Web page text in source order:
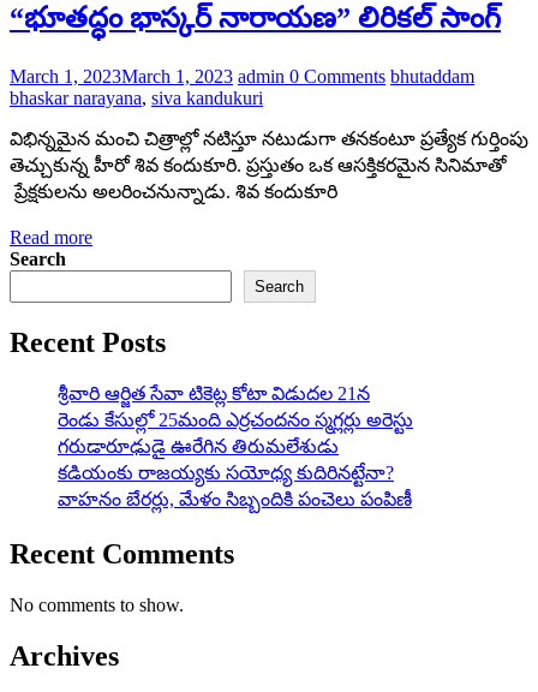
“భూతద్ధం భాస్కర్‌ నారాయణ” లిరికల్ సాంగ్
March 1, 2023March 1, 2023 admin 0 Comments bhutaddam
bhaskar narayana, siva kandukuri
విభిన్నమైన మంచి చిత్రాల్లో న‌టిస్తూ నటుడుగా త‌న‌కంటూ ప్రత్యేక గుర్తింపు
తెచ్చుకున్న హీరో శివ కందుకూరి. ప్రస్తుతం ఒక ఆసక్తికరమైన సినిమాతో
ప్రేక్షకులను అలరించనున్నాడు. శివ కందుకూరి
Read more
Search
Search
Recent Posts
శ్రీవారి ఆర్జిత సేవా టికెట్ల కోటా విడుదల 21న
రెండు కేసుల్లో 25మంది ఎర్రచందనం స్మగ్లర్లు అరెస్టు
గరుడారూఢుడై ఊరేగిన తిరుమలేశుడు
కడియంకు రాజయ్యకు సయోధ్య కుదిరినట్టేనా?
వాహ‌నం బేర‌ర్లు, మేళం సిబ్బందికి పంచెలు పంపిణీ
Recent Comments
No comments to show.
Archives